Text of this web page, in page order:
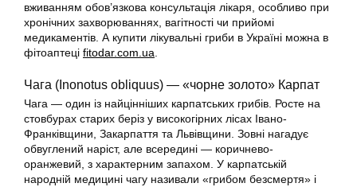
вживанням обов’язкова консультація лікаря, особливо при
хронічних захворюваннях, вагітності чи прийомі
медикаментів. А купити лікувальні гриби в Україні можна в
фітоаптеці fitodar.com.ua
Чага (Inonotus obliquus) — «чорне золото» Карпат
Чага — один із найцінніших карпатських грибів. Росте на
стовбурах старих беріз у високогірних лісах Івано-
Франківщини, Закарпаття та Львівщини. Зовні нагадує
обвуглений наріст, але всередині — коричнево-
оранжевий, з характерним запахом. У карпатській
народній медицині чагу називали «грибом безсмертя» і